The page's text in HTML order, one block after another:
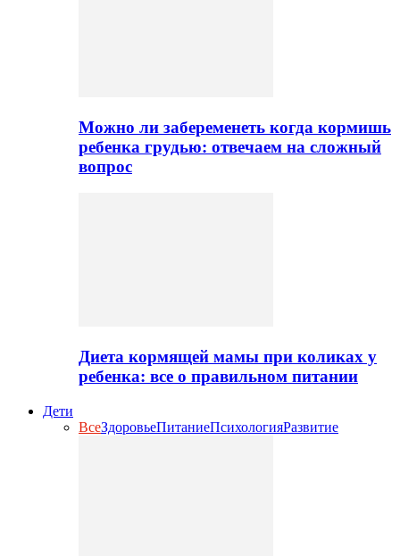
Можно ли забеременеть когда кормишь
ребенка грудью: отвечаем на сложный
вопрос
Диета кормящей мамы при коликах у
ребенка: все о правильном питании
Дети
ВсеЗдоровьеПитаниеПсихологияРазвитие